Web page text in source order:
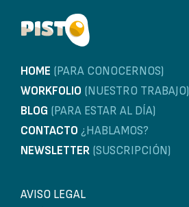
HOME (PARA CONOCERNOS)
WORKFOLIO (NUESTRO TRABAJO)
BLOG (PARA ESTAR AL DÍA)
CONTACTO ¿HABLAMOS?
NEWSLETTER (SUSCRIPCIÓN)
AVISO LEGAL